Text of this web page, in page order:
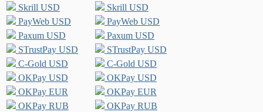
Skrill USD
Skrill USD
PayWeb USD
PayWeb USD
Paxum USD
Paxum USD
STrustPay USD
STrustPay USD
C-Gold USD
C-Gold USD
OKPay USD
OKPay USD
OKPay EUR
OKPay EUR
OKPay RUB
OKPay RUB